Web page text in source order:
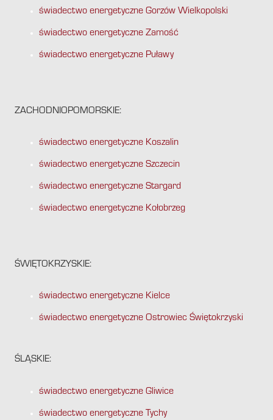
świadectwo energetyczne Gorzów Wielkopolski
świadectwo energetyczne Zamość
świadectwo energetyczne Puławy
ZACHODNIOPOMORSKIE:
świadectwo energetyczne Koszalin
świadectwo energetyczne Szczecin
świadectwo energetyczne Stargard
świadectwo energetyczne Kołobrzeg
ŚWIĘTOKRZYSKIE:
świadectwo energetyczne Kielce
świadectwo energetyczne Ostrowiec Świętokrzyski
ŚLĄSKIE:
świadectwo energetyczne Gliwice
świadectwo energetyczne Tychy